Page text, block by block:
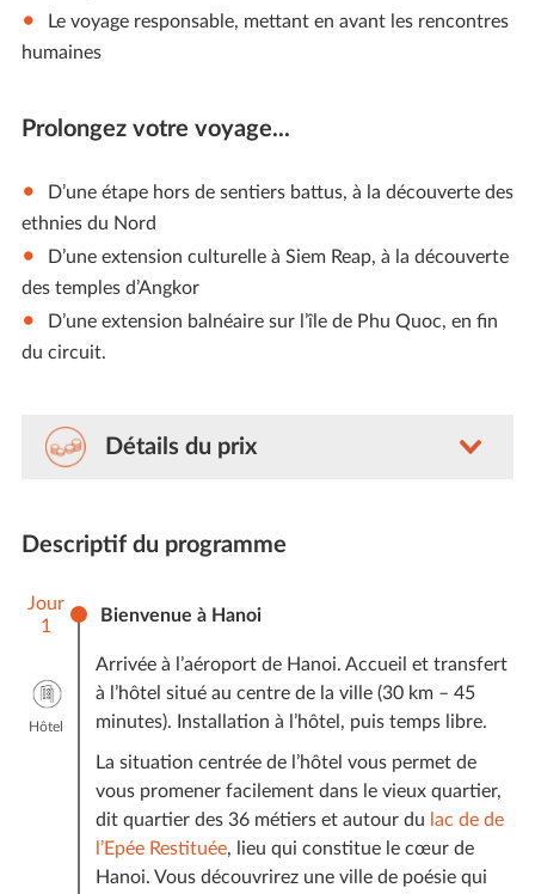
Le voyage responsable, mettant en avant les rencontres
humaines
Prolongez votre voyage...
D’une étape hors de sentiers battus, à la découverte des
ethnies du Nord
D’une extension culturelle à Siem Reap, à la découverte
des temples d’Angkor
D’une extension balnéaire sur l’île de Phu Quoc, en fin
du circuit.
Détails du prix
chaque voyageur d’Amica. Ce dernier varie selon le
saisonnalité et les délais de réservations de notre
client.
A titre indicatif, comptez pour ce voyage
une estimation entre
par personne (voyage à
2 participants) et
par personne (voyage à 4
participants), non compris les vols internationaux. Le
seul prix exact sera celui qui apparaîtra sur votre
devis personnalisé et finalisé.
Ce prix comprend :
Descriptif du programme
Jour
1
Bienvenue à Hanoi
Arrivée à l’aéroport de Hanoi. Accueil et transfert
à l’hôtel situé au centre de la ville (30 km – 45
minutes). Installation à l’hôtel, puis temps libre.
La situation centrée de l’hôtel vous permet de
vous promener facilement dans le vieux quartier,
dit quartier des 36 métiers et autour du lac de de
l’Epée Restituée, lieu qui constitue le cœur de
Hanoi. Vous découvrirez une ville de poésie qui
Hôtel